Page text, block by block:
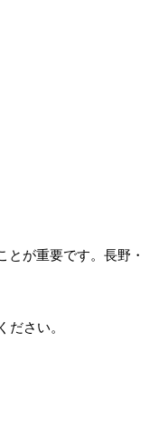
とが重要です。長野・
ださい。